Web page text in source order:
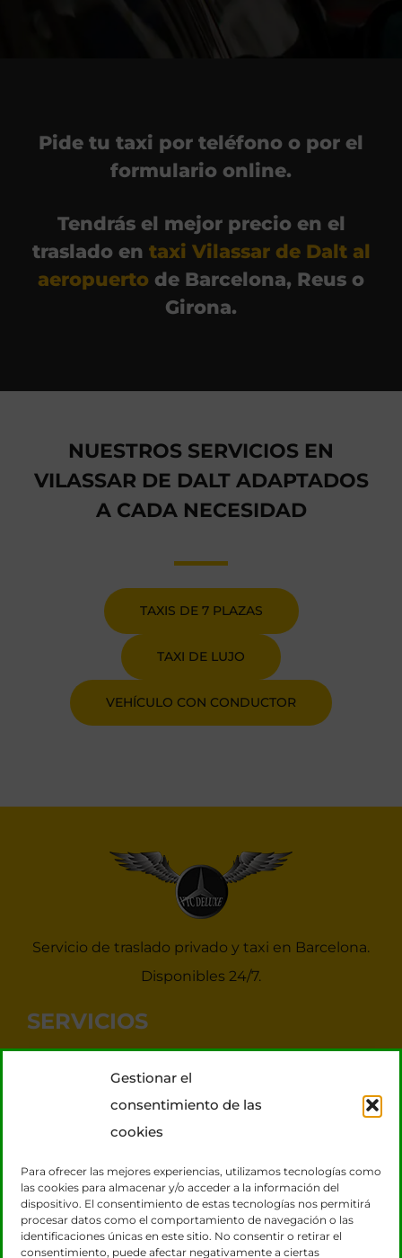
Gestionar el
consentimiento de las
cookies
Para ofrecer las mejores experiencias, utilizamos tecnologías como
las cookies para almacenar y/o acceder a la información del
dispositivo. El consentimiento de estas tecnologías nos permitirá
procesar datos como el comportamiento de navegación o las
identificaciones únicas en este sitio. No consentir o retirar el
consentimiento, puede afectar negativamente a ciertas
Pide tu taxi por teléfono o por el
formulario online.
Tendrás el mejor precio en el
traslado en taxi Vilassar de Dalt al
aeropuerto de Barcelona, Reus o
Girona.
NUESTROS SERVICIOS EN
VILASSAR DE DALT ADAPTADOS
A CADA NECESIDAD
TAXIS DE 7 PLAZAS
TAXI DE LUJO
VEHÍCULO CON CONDUCTOR
Servicio de traslado privado y taxi en Barcelona.
Disponibles 24/7.
SERVICIOS
Taxi 7 plazas para grupos
Transporte VIP
CONTACTO